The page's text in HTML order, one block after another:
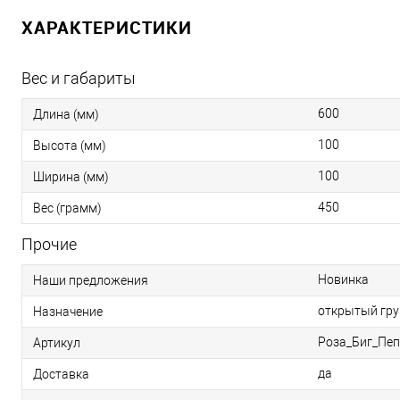
ХАРАКТЕРИСТИКИ
Вес и габариты
Длина (мм) 600
Высота (мм) 100
Ширина (мм) 100
Вес (грамм) 450
Прочие
Наши предложения Новинка
Назначение открытый
Артикул
Доставка да